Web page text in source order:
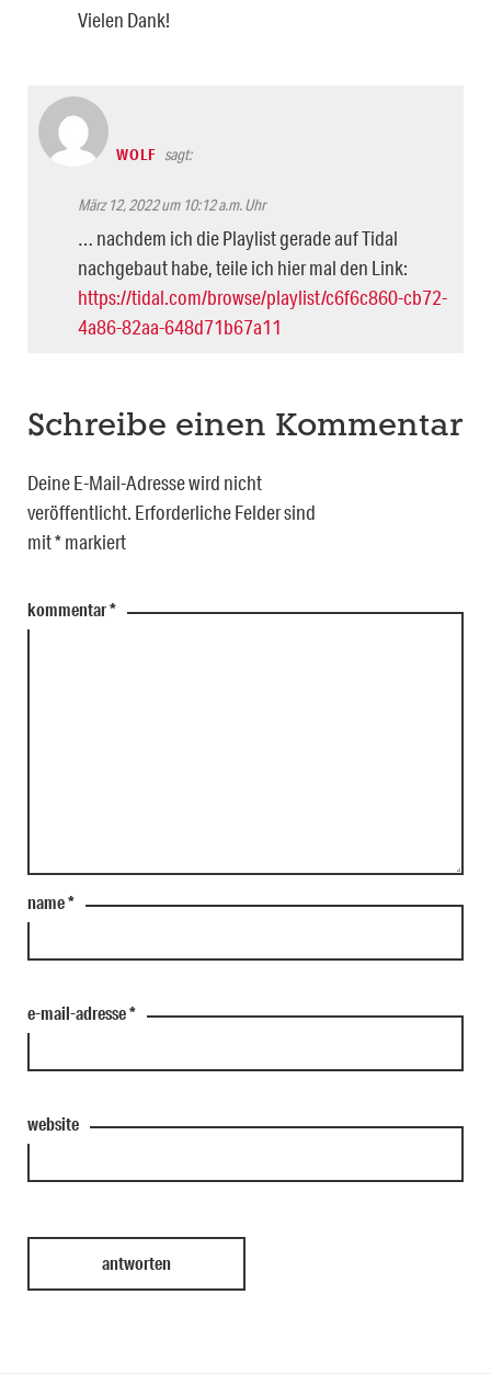
Vielen Dank!
WOLF sagt:
März 12, 2022 um 10:12 a.m. Uhr
… nachdem ich die Playlist gerade auf Tidal
nachgebaut habe, teile ich hier mal den Link:
https://tidal.com/browse/playlist/c6f6c860-cb72-
4a86-82aa-648d71b67a11
Schreibe einen Kommentar
Deine E-Mail-Adresse wird nicht
veröffentlicht. Erforderliche Felder sind
mit*markiert
kommentar*
name*
e-mail-adresse*
website